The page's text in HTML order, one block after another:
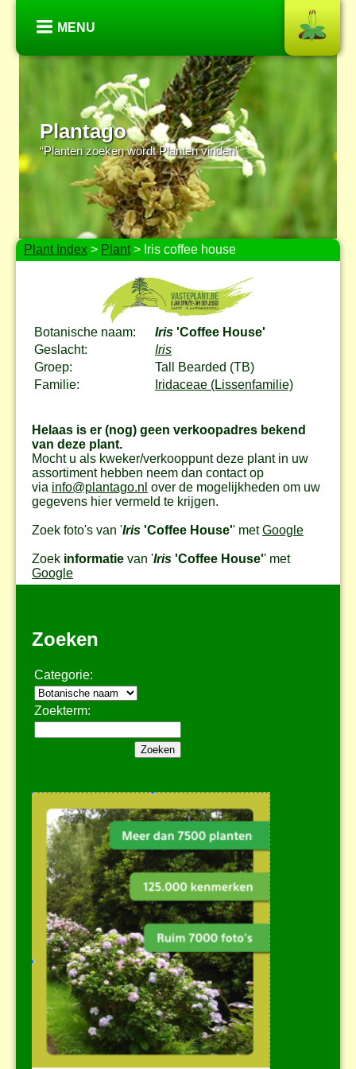
MENU
Plantago
“Planten zoeken wordt Planten vinden”
Plant Index > Plant> Iris coffee house
Botanische naam: Iris 'Coffee House'
Geslacht:
Iris
Groep:
Tall Bearded (TB)
Familie:
Iridaceae (Lissenfamilie)
Helaas is er (nog) geen verkoopadres bekend
van deze plant.
Mocht u als kweker/verkooppunt deze plant in uw
assortiment hebben neem dan contact op
via info@plantago.nl over de mogelijkheden om uw
gegevens hier vermeld te krijgen.
Zoek foto's van 'Iris 'Coffee House'' metGoogle
Zoek informatie van 'Iris 'Coffee House'' met
Google
Zoeken
Categorie:
Zoekterm: